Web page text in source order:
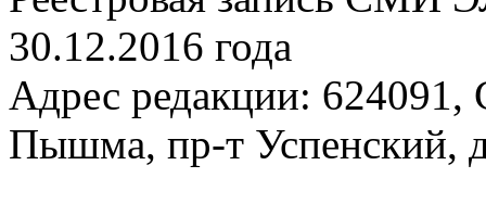
30.12.2016 года
Адрес редакции: 624091,
Пышма, пр-т Успенский,